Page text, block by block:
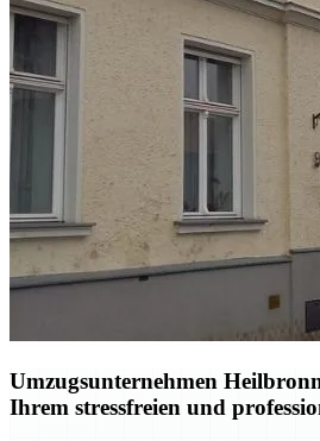
Umzugsunternehmen
Ihrem stressfreien und